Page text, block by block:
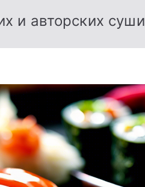
и авторских